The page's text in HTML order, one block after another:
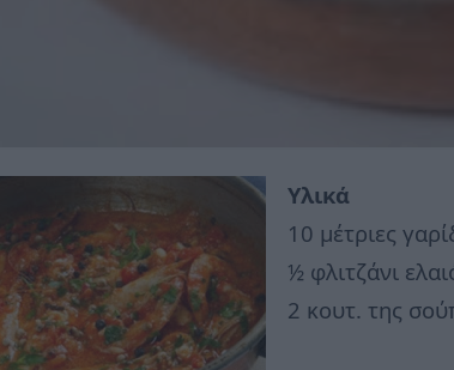
Υλικά
10 μέτριες
½ φλιτζάνι
2 κουτ. της